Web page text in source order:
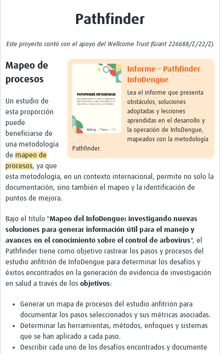
LAC Foro
Impacto
Pathfinder
Este proyecto contó con el apoyo del Wellcome Trust (Grant 226688/Z/22/Z).
Informe – Pathfinder
InfoDengue
Lea el informe que presenta
obstáculos, soluciones
adoptadas y lecciones
aprendidas en el desarrollo y
la operación de InfoDengue,
mapeados con la metodología
Pathfinder.
Mapeo de
procesos
Un estudio de
esta proporción
puede
beneficiarse de
una metodología
de mapeo de
procesos, ya que
esta metodología, en un contexto internacional, permite no solo la
documentación, sino también el mapeo y la identificación de
puntos de mejora.
Bajo el título "Mapeo del InfoDengue: investigando nuevas
soluciones para generar información útil para el manejo y
avances en el conocimiento sobre el control de arbovirus", el
Pathfinder tiene como objetivo rastrear los pasos y procesos del
estudio anfitrión de InfoDengue para determinar los desafíos y
éxitos encontrados en la generación de evidencia de investigación
en salud a través de los objetivos:
Generar un mapa de procesos del estudio anfitrión para
documentar los pasos seleccionados y sus métricas asociadas.
Determinar las herramientas, métodos, enfoques y sistemas
que se han aplicado a cada paso.
Describir cada uno de los desafíos encontrados y documente